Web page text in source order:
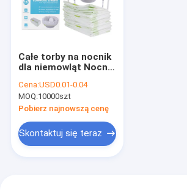
Całe torby na nocnik
dla niemowląt Nocnik
chłonnymi
podkładkami
Cena:USD0.01-0.04
MOQ:10000szt
Pobierz najnowszą cenę
Skontaktuj się teraz